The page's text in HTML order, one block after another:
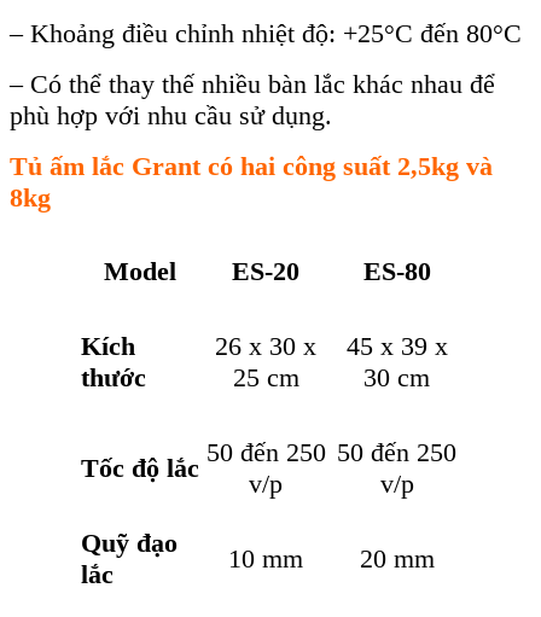
– Khoảng điều chỉnh nhiệt độ: +25°C đến 80°C
– Có thể thay thế nhiều bàn lắc khác nhau để
phù hợp với nhu cầu sử dụng.
Tủ ấm lắc Grant có hai công suất 2,5kg và
8kg
Model ES-20 ES-80
Kích
thước
26 x 30 x
25 cm
45 x 39 x
30 cm
Tốc độ lắc
50 đến 250
v/p
50 đến 250
v/p
Quỹ đạo
lắc
10 mm 20 mm